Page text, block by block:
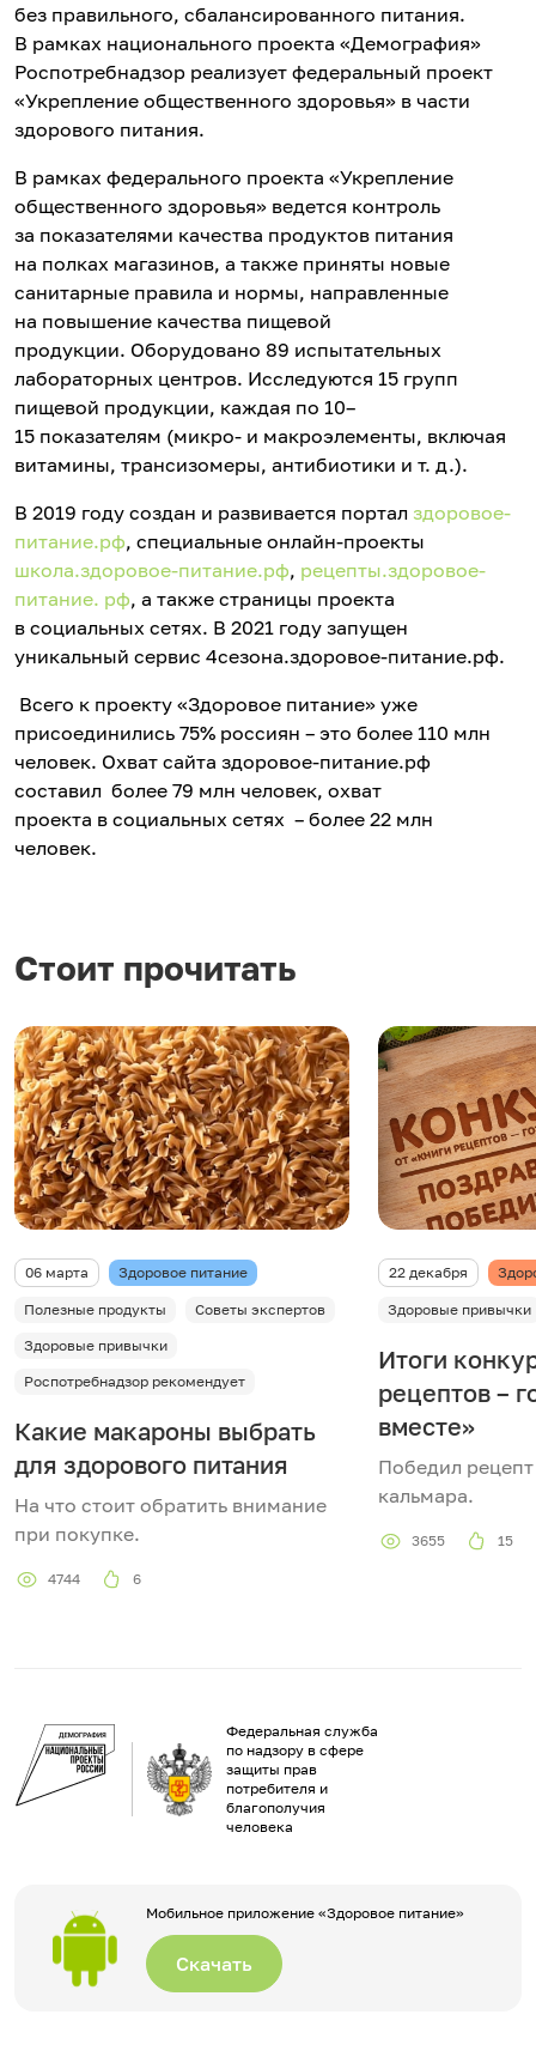
без правильного, сбалансированного питания.
В рамках национального проекта «Демография»
Роспотребнадзор реализует федеральный проект
«Укрепление общественного здоровья» в части
здорового питания.
В рамках федерального проекта «Укрепление
общественного здоровья» ведется контроль
за показателями качества продуктов питания
на полках магазинов, а также приняты новые
санитарные правила и нормы, направленные
на повышение качества пищевой
продукции. Оборудовано 89 испытательных
лабораторных центров. Исследуются 15 групп
пищевой продукции, каждая по 10–
15 показателям (микро- и макроэлементы, включая
витамины, трансизомеры, антибиотики и т. д.).
В 2019 году создан и развивается портал здоровое-
питание.рф, специальные онлайн-проекты
школа.здоровое-питание.рф, рецепты.здоровое-
питание. рф, а также страницы проекта
в социальных сетях. В 2021 году запущен
уникальный сервис 4сезона.здоровое-питание.рф.
Всего к проекту «Здоровое питание» уже
присоединились 75% россиян – это более 110 млн
человек. Охват сайта здоровое-питание.рф
составил более 79 млн человек, охват
проекта в социальных сетях – более 22 млн
человек.
Стоит прочитать
06 марта Здоровое питание
Полезные продукты
Советы экспертов
Здоровые привычки
Роспотребнадзор рекомендует
Какие макароны выбрать
для здорового питания
На что стоит обратить внимание
при покупке.
4744 6
22 декабря
Здоровые привычки
Итоги
рецептов –
вместе»
Победил
кальмара.
3655 15
Федеральная служба
по надзору в сфере
защиты прав
потребителя и
благополучия
человека
Мобильное приложение «Здоровое питание»
Скачать